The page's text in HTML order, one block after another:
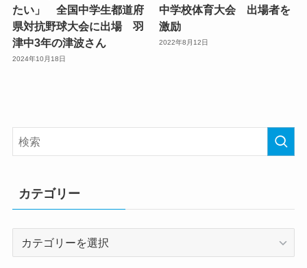
たい」 全国中学生都道府
県対抗野球大会に出場 羽
津中3年の津波さん
2024年10月18日
中学校体育大会 出場者を
激励
2022年8月12日
カテゴリー